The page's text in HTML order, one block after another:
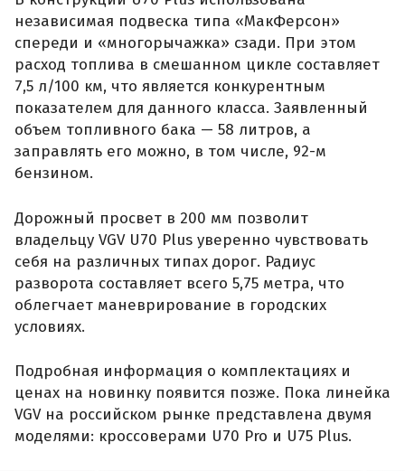
независимая подвеска типа «МакФерсон»
спереди и «многорычажка» сзади. При этом
расход топлива в смешанном цикле составляет
7,5 л/100 км, что является конкурентным
показателем для данного класса. Заявленный
объем топливного бака — 58 литров, а
заправлять его можно, в том числе, 92-м
бензином.
Дорожный просвет в 200 мм позволит
владельцу VGV U70 Plus уверенно чувствовать
себя на различных типах дорог. Радиус
разворота составляет всего 5,75 метра, что
облегчает маневрирование в городских
условиях.
Подробная информация о комплектациях и
ценах на новинку появится позже. Пока линейка
VGV на российском рынке представлена двумя
моделями: кроссоверами U70 Pro и U75 Plus.